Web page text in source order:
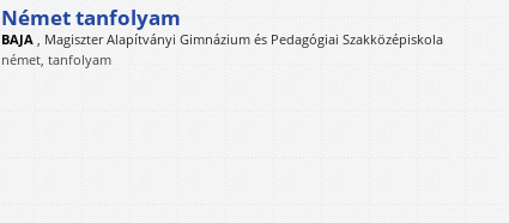
Német tanfolyam
BAJA , Magiszter Alapítványi Gimnázium és Pedagógiai Szakközépiskola
német, tanfolyam